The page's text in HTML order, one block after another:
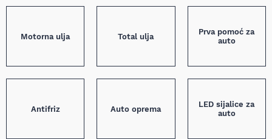
Motorna ulja Total ulja
Prva pomoć za
auto
Antifriz Auto oprema
LED sijalice za
auto